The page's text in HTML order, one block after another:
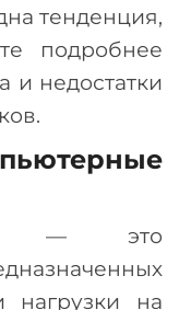
тенденция,
подробнее
и недостатки
— это
нагрузки на